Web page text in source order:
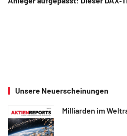
Unsere Neuerscheinungen
Milliarden im